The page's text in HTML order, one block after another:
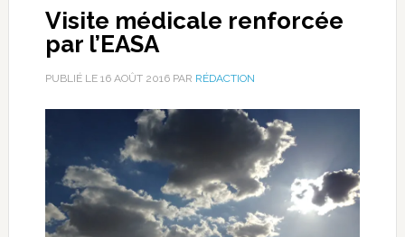
Visite médicale renforcée
par l’EASA
PUBLIÉ LE 16 AOÛT 2016PAR RÉDACTION